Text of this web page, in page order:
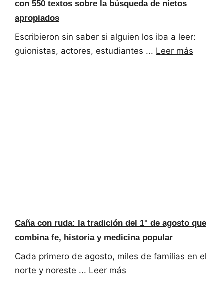
con 550 textos sobre la búsqueda de nietos
apropiados
Escribieron sin saber si alguien los iba a leer:
guionistas, actores, estudiantes ... Leer más
Caña con ruda: la tradición del 1° de agosto que
combina fe, historia y medicina popular
Cada primero de agosto, miles de familias en el
norte y noreste ... Leer más